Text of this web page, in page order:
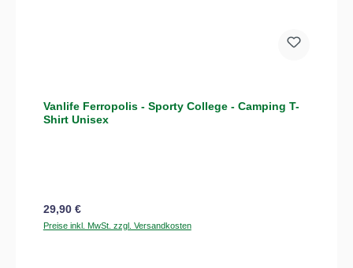
Vanlife Ferropolis - Sporty College - Camping T-
Shirt Unisex
Regulärer Preis:
29,90 €
Preise inkl. MwSt. zzgl. Versandkosten